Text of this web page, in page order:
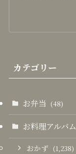
カテゴリー
お弁当 (48)
お料理アルバム
おかず (1,238)